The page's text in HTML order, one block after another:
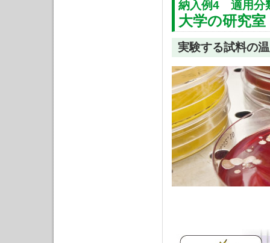
納入例4 適用分
大学の研究室
実験する試料の